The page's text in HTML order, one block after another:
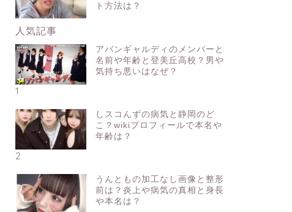
ト方法は？
人気記事
1
アバンギャルディのメンバーと
名前や年齢と登美丘高校？男や
気持ち悪いはなぜ？
2
しスコんずの病気と静岡のど
こ？wikiプロフィールで本名や
年齢は？
うんともの加工なし画像と整形
前は？炎上や病気の真相と身長
や本名は？